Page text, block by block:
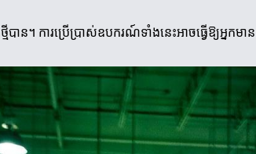
។ ការប្រើប្រាស់ឧបករណ៍ទាំងនេះអាចធ្វើឱ្យអ្នកម